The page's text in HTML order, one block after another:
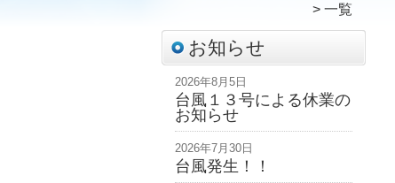
一覧
お知らせ
2026年8月5日
台風１３号による休業の
お知らせ
2026年7月30日
台風発生！！